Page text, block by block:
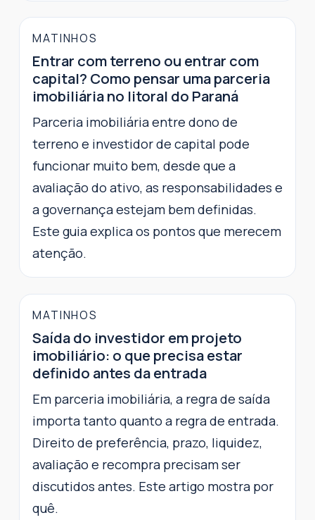
MATINHOS
Entrar com terreno ou entrar com
capital? Como pensar uma parceria
imobiliária no litoral do Paraná
Parceria imobiliária entre dono de
terreno e investidor de capital pode
funcionar muito bem, desde que a
avaliação do ativo, as responsabilidades e
a governança estejam bem definidas.
Este guia explica os pontos que merecem
atenção.
MATINHOS
Saída do investidor em projeto
imobiliário: o que precisa estar
definido antes da entrada
Em parceria imobiliária, a regra de saída
importa tanto quanto a regra de entrada.
Direito de preferência, prazo, liquidez,
avaliação e recompra precisam ser
discutidos antes. Este artigo mostra por
quê.